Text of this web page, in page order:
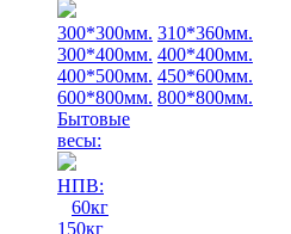
300*300мм. 310*360мм.
300*400мм. 400*400мм.
400*500мм. 450*600мм.
600*800мм. 800*800мм.
Бытовые
весы:
НПВ:
60кг
150кг